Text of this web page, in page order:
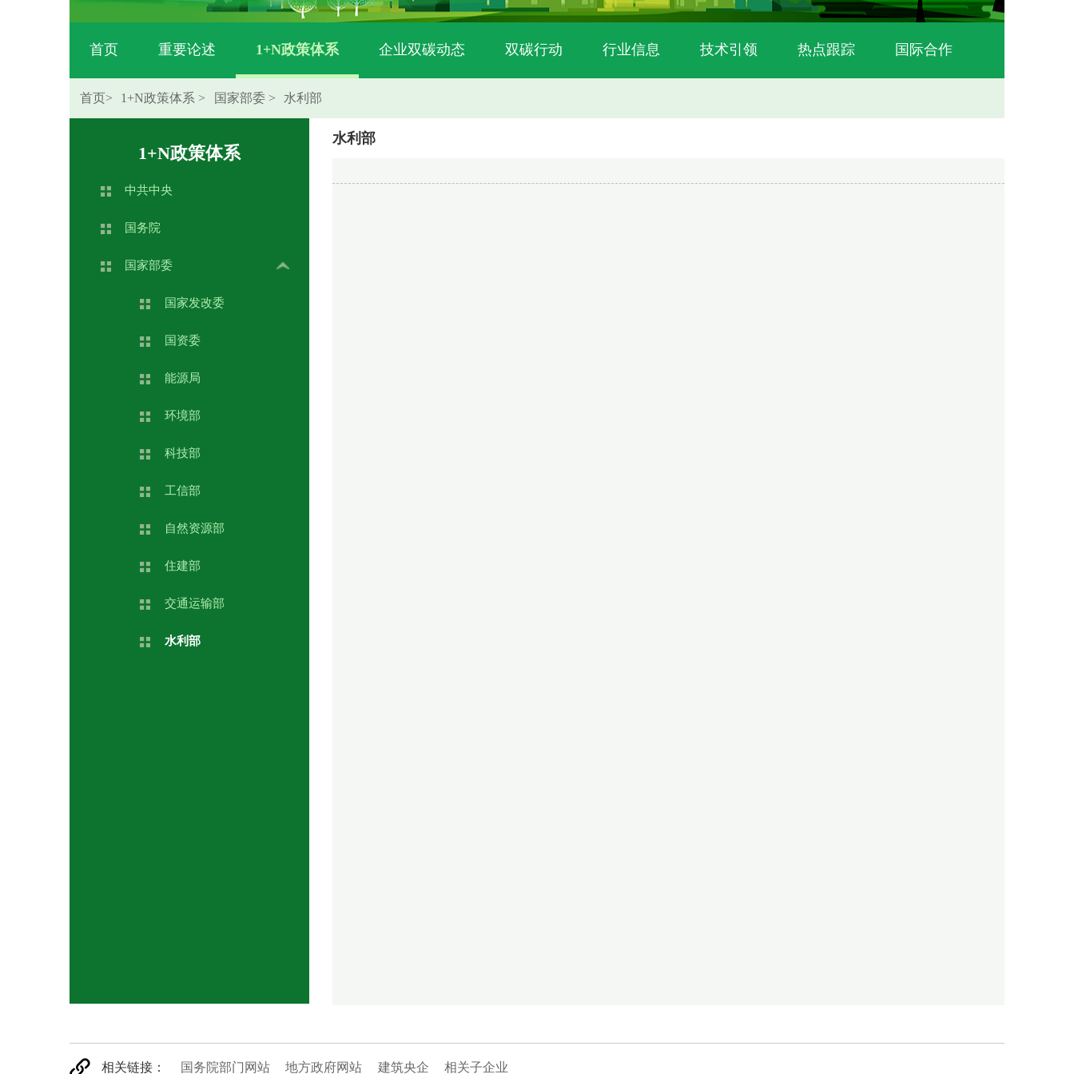
首页 重要论述 1+N政策体系 企业双碳动态 双碳行动 行业信息 技术引领 热点跟踪 国际合作
首页> 1+N政策体系 > 国家部委 > 水利部
1+N政策体系
中共中央
国务院
国家部委
国家发改委
国资委
能源局
环境部
科技部
工信部
自然资源部
住建部
交通运输部
水利部
水利部
相关链接： 国务院部门网站 地方政府网站 建筑央企 相关子企业